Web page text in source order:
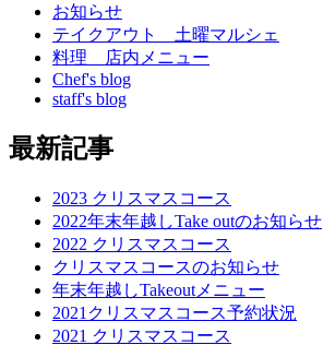
お知らせ
テイクアウト 土曜マルシェ
料理 店内メニュー
Chef's blog
staff's blog
最新記事
2023 クリスマスコース
2022年末年越しTake outのお知らせ
2022 クリスマスコース
クリスマスコースのお知らせ
年末年越しTakeoutメニュー
2021クリスマスコース予約状況
2021 クリスマスコース